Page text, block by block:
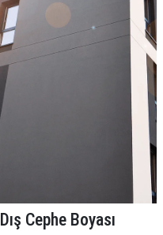
Cephe Boyası